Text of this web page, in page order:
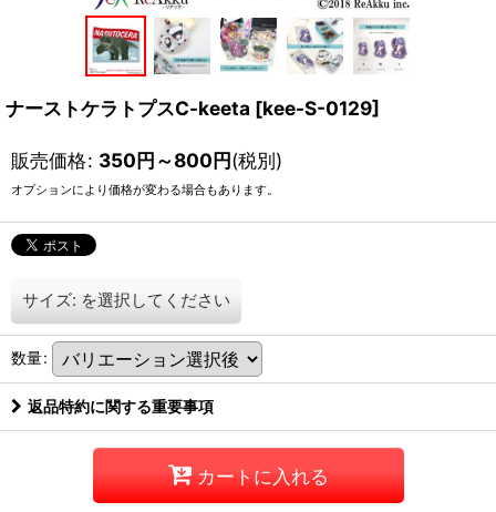
ナーストケラトプスC-keeta [kee-S-0129]
販売価格: 350円～800円(税別)
オプションにより価格が変わる場合もあります。
サイズ: を選択してください
数量:
返品特約に関する重要事項
カートに入れる